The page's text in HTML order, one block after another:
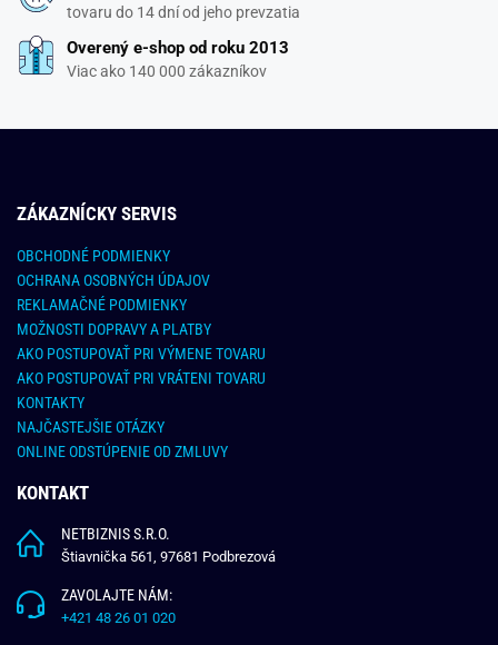
tovaru do 14 dní od jeho prevzatia
Overený e-shop od roku 2013
Viac ako 140 000 zákazníkov
ZÁKAZNÍCKY SERVIS
OBCHODNÉ PODMIENKY
OCHRANA OSOBNÝCH ÚDAJOV
REKLAMAČNÉ PODMIENKY
MOŽNOSTI DOPRAVY A PLATBY
AKO POSTUPOVAŤ PRI VÝMENE TOVARU
AKO POSTUPOVAŤ PRI VRÁTENI TOVARU
KONTAKTY
NAJČASTEJŠIE OTÁZKY
ONLINE ODSTÚPENIE OD ZMLUVY
KONTAKT
NETBIZNIS S.R.O.
Štiavnička 561, 97681 Podbrezová
ZAVOLAJTE NÁM:
+421 48 26 01 020